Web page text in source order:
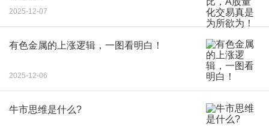
2025-12-07
有色金属的上涨逻辑，一图看明白！
2025-12-06
牛市思维是什么?